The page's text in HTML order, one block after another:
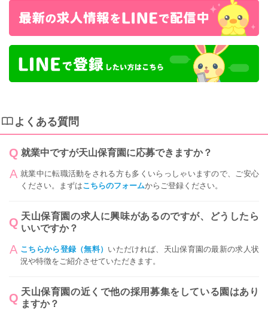
よくある質問
就業中ですが天山保育園に応募できますか？
就業中に転職活動をされる方も多くいらっしゃいますので、ご安心
ください。まずはこちらのフォームからご登録ください。
天山保育園の求人に興味があるのですが、どうしたら
いいですか？
こちらから登録（無料） いただければ、天山保育園の最新の求人状
況や特徴をご紹介させていただきます。
天山保育園の近くで他の採用募集をしている園はあり
ますか？